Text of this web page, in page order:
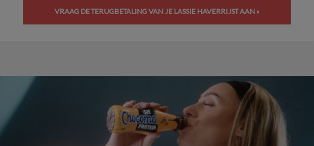
VRAAG DE TERUGBETALING VAN JE LASSIE HAVERRIJST AAN »